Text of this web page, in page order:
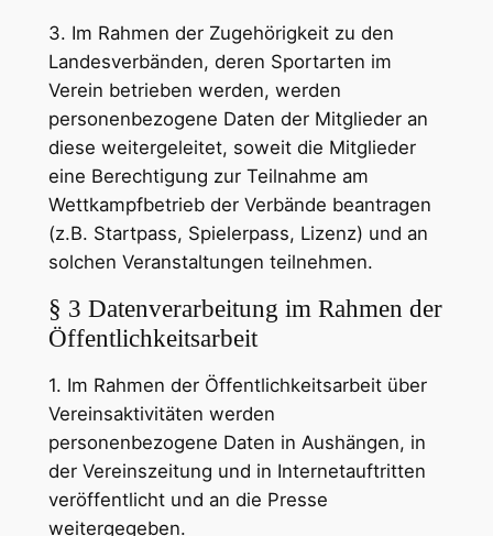
3. Im Rahmen der Zugehörigkeit zu den
Landesverbänden, deren Sportarten im
Verein betrieben werden, werden
personenbezogene Daten der Mitglieder an
diese weitergeleitet, soweit die Mitglieder
eine Berechtigung zur Teilnahme am
Wettkampfbetrieb der Verbände beantragen
(z.B. Startpass, Spielerpass, Lizenz) und an
solchen Veranstaltungen teilnehmen.
§ 3 Datenverarbeitung im Rahmen der
Öffentlichkeitsarbeit
1. Im Rahmen der Öffentlichkeitsarbeit über
Vereinsaktivitäten werden
personenbezogene Daten in Aushängen, in
der Vereinszeitung und in Internetauftritten
veröffentlicht und an die Presse
weitergegeben.